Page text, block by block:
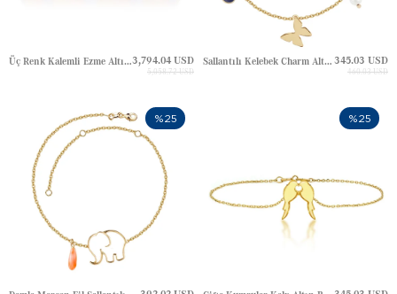
Üç Renk Kalemli Ezme Altın Kleopatra Bileklik3,794.04 USD
5,058.72 USD
Sallantılı Kelebek Charm Altın Halhal 345.03 USD
460.03 USD
%25 %25